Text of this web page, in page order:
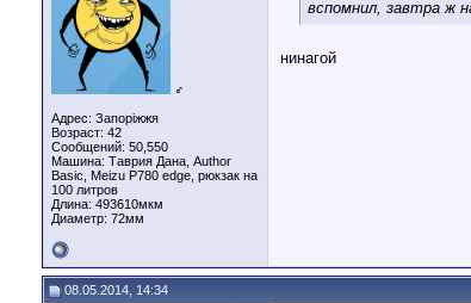
♂
Адрес: Запоріжжя
Возраст: 42
Сообщений: 50,550
Машина: Таврия Дана, Author
Basic, Meizu P780 edge, рюкзак на
100 литров
Длина: 493610мкм
Диаметр: 72мм
вспомнил, завтра ж
нинагой
08.05.2014, 14:34